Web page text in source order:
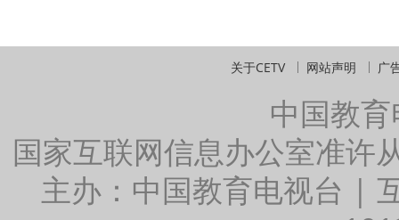
关于CETV 网站声明 广
中国教
国家互联网信息办公室准许
主办：中国教育电视台 |